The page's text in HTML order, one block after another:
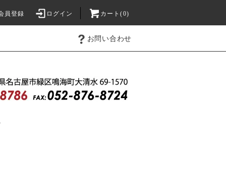
員登録 ログイン カート(0)
お問い合わせ